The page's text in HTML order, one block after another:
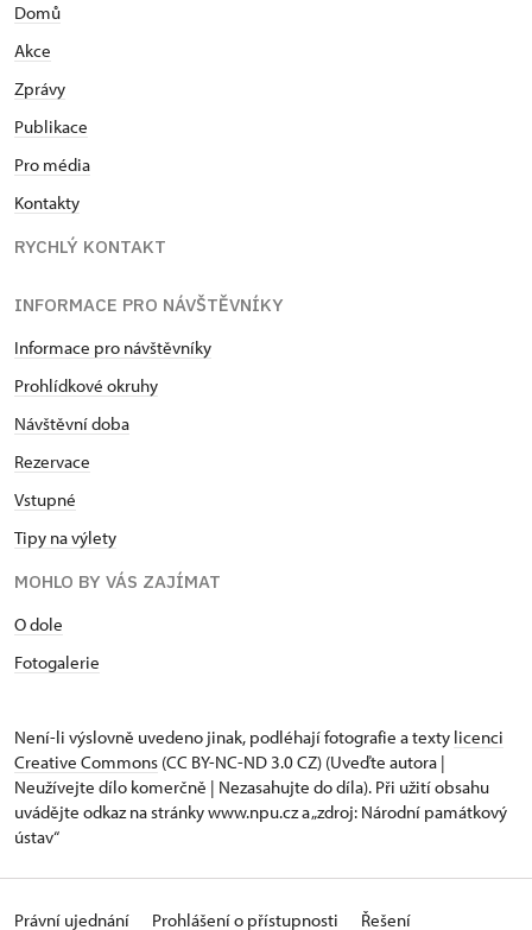
Domů
Akce
Zprávy
Publikace
Pro média
Kontakty
RYCHLÝ KONTAKT
INFORMACE PRO NÁVŠTĚVNÍKY
Informace pro návštěvníky
Prohlídkové okruhy
Návštěvní doba
Rezervace
Vstupné
Tipy na výlety
MOHLO BY VÁS ZAJÍMAT
O dole
Fotogalerie
Není-li výslovně uvedeno jinak, podléhají fotografie a texty licenci
Creative Commons (CC BY-NC-ND 3.0 CZ) (Uveďte autora |
Neužívejte dílo komerčně | Nezasahujte do díla). Při užití obsahu
uvádějte odkaz na stránky www.npu.cz a „zdroj: Národní památkový
ústav“
Právní ujednání Prohlášení o přístupnosti Řešení